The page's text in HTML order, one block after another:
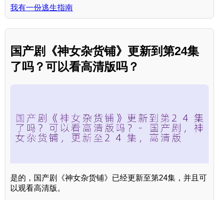
我有一份逃生指南
国产剧《神女杂货铺》更新到第24集
了吗？可以看高清版吗？
是的，国产剧《神女杂货铺》已经更新至第24集，并且可
以观看高清版。